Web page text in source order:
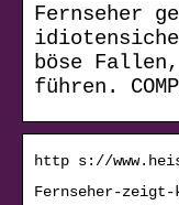
Fernseher
böse
führen.
http s://
Fernseher-zeigt-